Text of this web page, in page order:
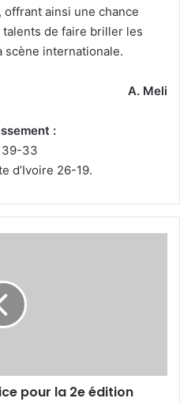
ainsi une chance
de faire briller les
scène internationale.
A. Meli
:
39-33
d’Ivoire 26-19.
pour la 2e édition